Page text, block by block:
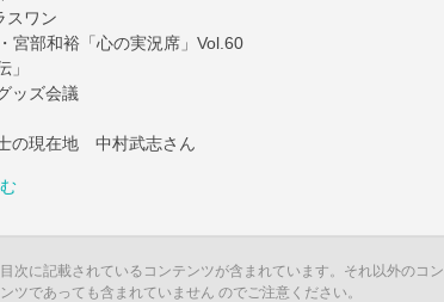
スワン
宮部和裕「心の実況席」Vol.60
」
ッズ会議
の現在地 中村武志さん
次に記載されているコンテンツが含まれています。それ以外のコン
ツであっても含まれていません のでご注意ください。